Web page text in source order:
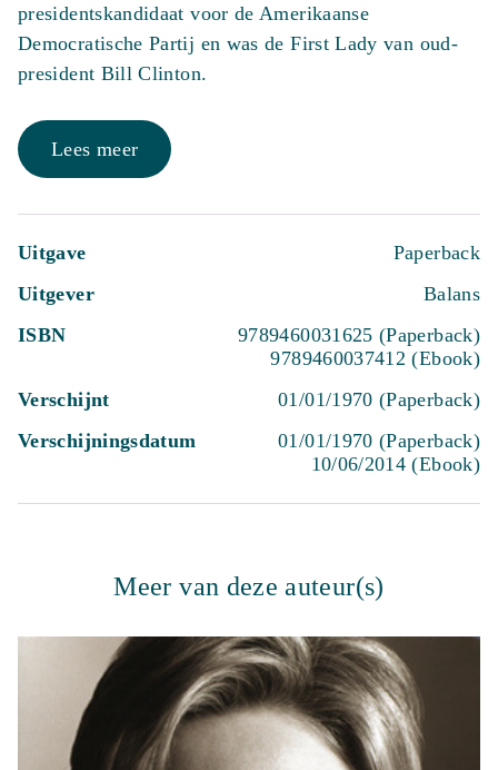
presidentskandidaat voor de Amerikaanse
Democratische Partij en was de First Lady van oud-
president Bill Clinton.
Lees meer
Uitgave
Paperback
Uitgever
Balans
ISBN
9789460031625 (Paperback)
9789460037412 (Ebook)
Verschijnt
01/01/1970 (Paperback)
Verschijningsdatum
01/01/1970 (Paperback)
10/06/2014 (Ebook)
Meer van deze auteur(s)